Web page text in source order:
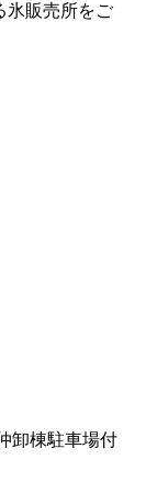
氷販売所をご
卸棟駐車場付